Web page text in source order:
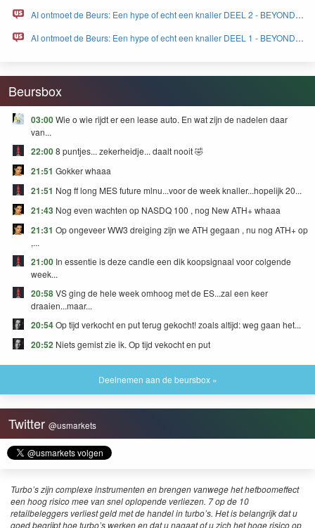
AI ontmoet de Beurs: Een hype of echt een knaller DEEL 2 - BEYOND
AI ontmoet de Beurs: Een hype of echt een knaller DEEL 1 - BEYOND
Beursbox
03:00Wie o wie rijdt er een lease auto. En wat zijn de nadelen daar
van...
22:008 puntjes... zekerheidje... daalt nooit 🤣
21:51 Gokker whaaa
21:51 Nog ff long MES future mlnu...voor de week knaller...hopelijk 20...
21:43 Nog even wachten op NASDQ 100 , nog New ATH+ whaaa
21:31 Op ongeveer WW3 dreiging zijn we ATH gegaan , nu nog ATH+ op
,...
21:00 In essentie is deze candle een dik koopsignaal voor colgende
week...
20:58VS ging de hele week omhoog met de ES...zal een keer
draaien...maar...
20:54Op tijd verkocht en put terug gekocht! zoals altijd: weg gaan het...
20:52 Niets gemist zie ik. Op tijd vekocht en put
Deelnemen aan de beursbox »
Twitter @usmarkets
Turbo’s zijn complexe instrumenten en brengen vanwege het hefboomeffect
een hoog risico mee van snel oplopende verliezen. 7 op de 10
retailbeleggers verliest geld met de handel in turbo’s. Het is belangrijk dat u
goed begrijpt hoe turbo’s werken en dat u nagaat of u zich het hoge risico op